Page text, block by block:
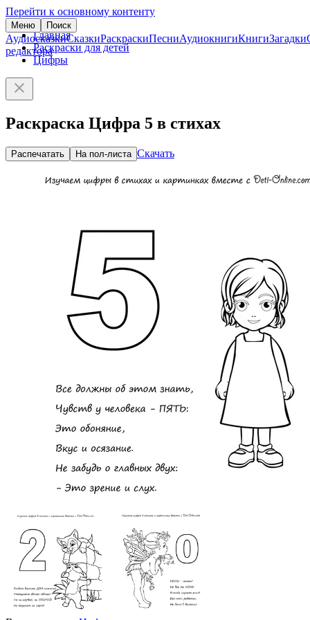
Перейти к основному контенту
Меню Поиск
АудиосказкиСказкиРаскраскиПесниАудиокнигиКнигиЗагадки
редактора
Главная
Раскраски для детей
Цифры
Раскраска Цифра 5 в стихах
Распечатать На пол-листа Скачать